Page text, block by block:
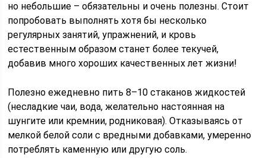
но небольшие – обязательны и очень полезны. Стоит
попробовать выполнять хотя бы несколько
регулярных занятий, упражнений, и кровь
естественным образом станет более текучей,
добавив много хороших качественных лет жизни!
Полезно ежедневно пить 8–10 стаканов жидкостей
(несладкие чаи, вода, желательно настоянная на
шунгите или кремнии, родниковая). Отказываясь от
мелкой белой соли с вредными добавками, умеренно
потреблять каменную или другую соль.